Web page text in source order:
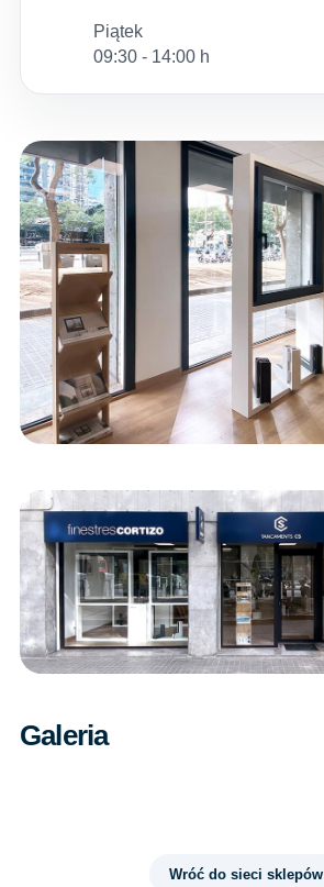
Piątek
09:30 - 14:00 h
Galeria
Wróć do sieci sklepów